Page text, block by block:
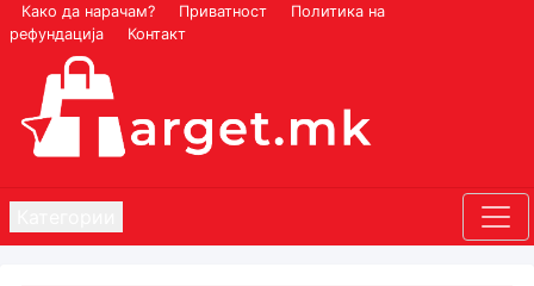
Како да нарачам? Приватност
Политика на
рефундација
Контакт